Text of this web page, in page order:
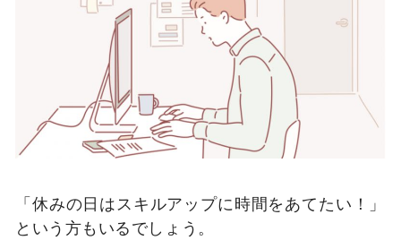
「休みの日はスキルアップに時間をあてたい！」
という方もいるでしょう。